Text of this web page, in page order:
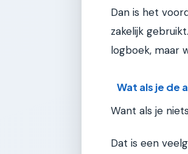
Dan is het
zakelijk
logboek, maar
Wat als je de
Want als je
Dat is een